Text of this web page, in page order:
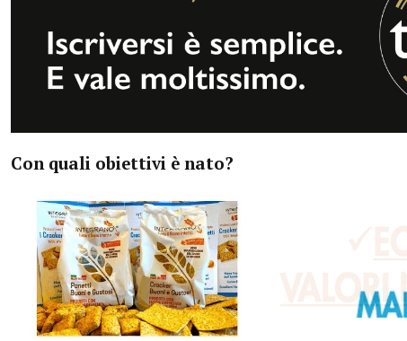
Con quali obiettivi è nato?